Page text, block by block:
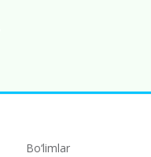
Bo‘limlar